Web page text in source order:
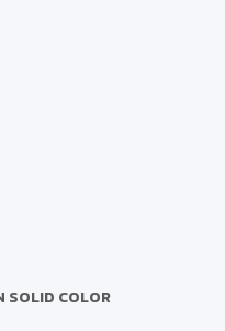
SOLID COLOR